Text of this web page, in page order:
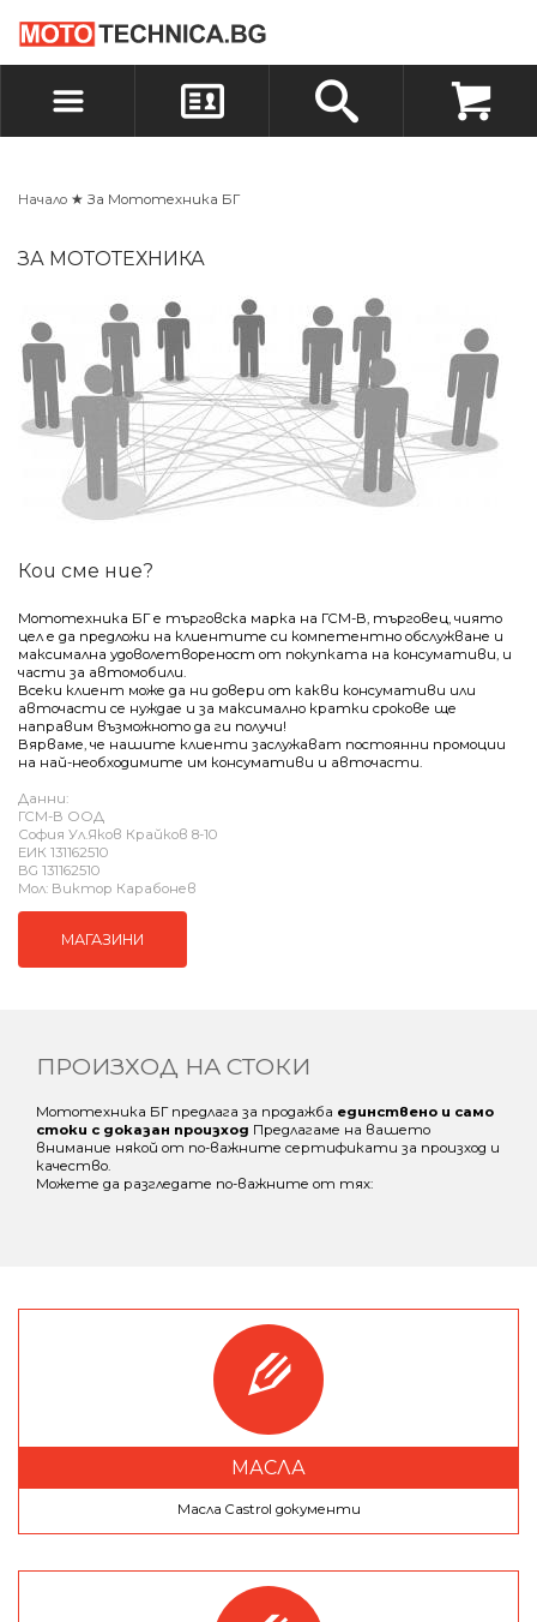
ВХОД
БЪРЗА ПОРЪЧКА ПОРЪЧКА
Начало ★ За Мототехника БГ
ЗА МОТОТЕХНИКА
Кои сме ние?
Мототехника БГ е търговска марка на ГСМ-В, търговец, чиято
цел е да предложи на клиентите си компетентно обслужване и
максимална удоволетвореност от покупката на консумативи, и
части за автомобили.
Всеки клиент може да ни довери от какви консумативи или
авточасти се нуждае и за максимално кратки срокове ще
направим възможното да ги получи!
Вярваме, че нашите клиенти заслужават постоянни промоции
на най-необходимите им консумативи и авточасти.
Данни:
ГСМ-В ООД
София Ул.Яков Крайков 8-10
ЕИК ‎131162510
BG ‎131162510
Мол: Виктор Карабонев
МАГАЗИНИ
ПРОИЗХОД НА СТОКИ
Мототехника БГ предлага за продажба единствено и само
стоки с доказан произход Предлагаме на вашето
внимание някой от по-важните сертификати за произход и
качество.
Можете да разгледате по-важните от тях:
МАСЛА
Масла Castrol документи